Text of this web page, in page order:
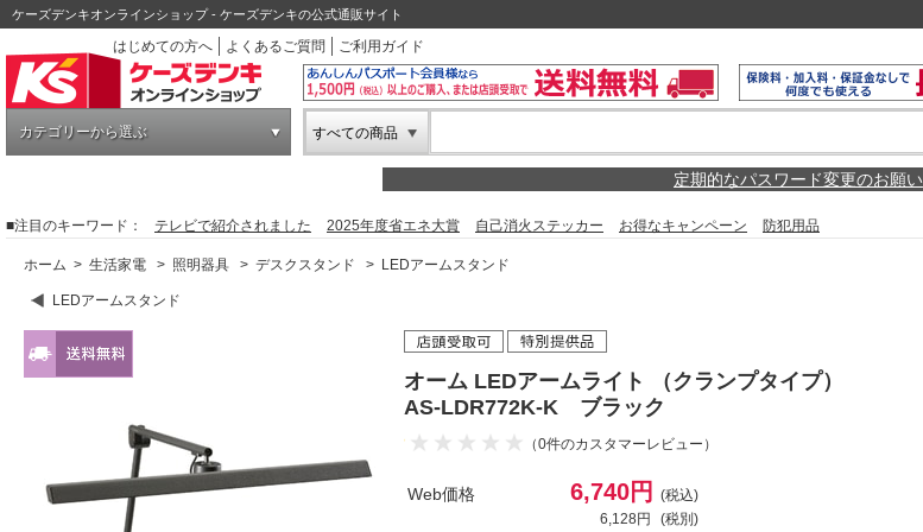
ケーズデンキオンラインショップ - ケーズデンキの公式通販サイト
はじめての方へ
よくあるご質問 ご利用ガイド
カテゴリーから選ぶ すべての商品
定期的なパスワード変更のお願い
■注目のキーワード： テレビで紹介されました 2025年度省エネ大賞 自己消火ステッカー お得なキャンペーン 防犯用品
ホーム > 生活家電 > 照明器具 > デスクスタンド > LEDアームスタンド
LEDアームスタンド
オーム LEDアームライト （クランプタイプ）
AS-LDR772K-K ブラック
（0件のカスタマーレビュー）
Web価格 6,740円
(税込)
6,128円
(税別)